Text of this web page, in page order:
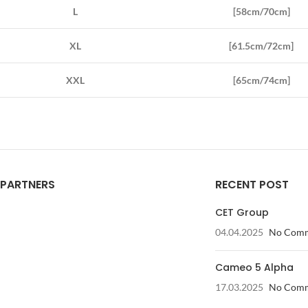
L [58cm/70cm]
XL [61.5cm/72cm]
XXL [65cm/74cm]
PARTNERS RECENT POST
CET Group
04.04.2025 No
Cameo 5 Alpha
17.03.2025 No